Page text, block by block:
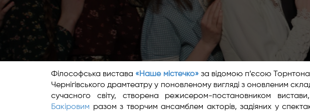
Філософська вистава «Наше містечко»за відомою п’єсою
Чернігівського драмтеатру у поновленому вигляді з оновленим
сучасного світу, створена режисером-постановником
Бакіровим разом з творчим ансамблем акторів, задіяних у